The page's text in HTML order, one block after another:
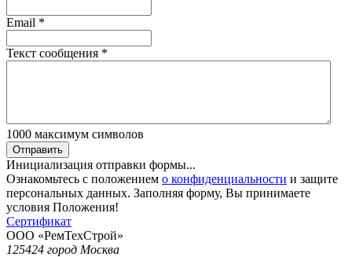
Email *
Текст сообщения *
1000 максимум символов
Отправить
Инициализация отправки формы...
Ознакомьтесь с положением о конфиденциальности и защите
персональных данных. Заполняя форму, Вы принимаете
условия Положения!
Сертификат
ООО «РемТехСтрой»
125424 город Москва